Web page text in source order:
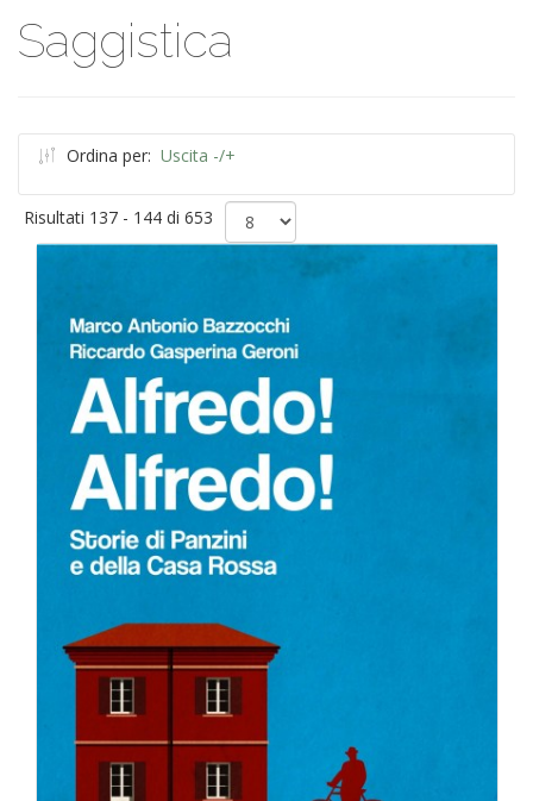
Saggistica
Ordina per: Uscita -/+
Risultati 137 - 144 di 653